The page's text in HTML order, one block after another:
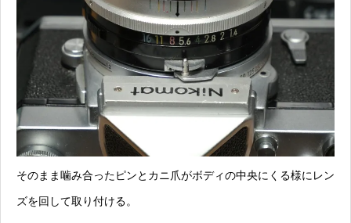
そのまま噛み合ったピンとカニ爪がボディの中央にくる様にレン
ズを回して取り付ける。